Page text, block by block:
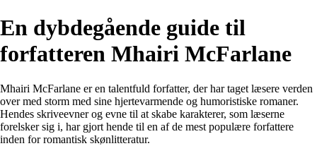
En dybdegående guide til
forfatteren Mhairi McFarlane
Mhairi McFarlane er en talentfuld forfatter, der har taget læsere verden
over med storm med sine hjertevarmende og humoristiske romaner.
Hendes skriveevner og evne til at skabe karakterer, som læserne
forelsker sig i, har gjort hende til en af de mest populære forfattere
inden for romantisk skønlitteratur.